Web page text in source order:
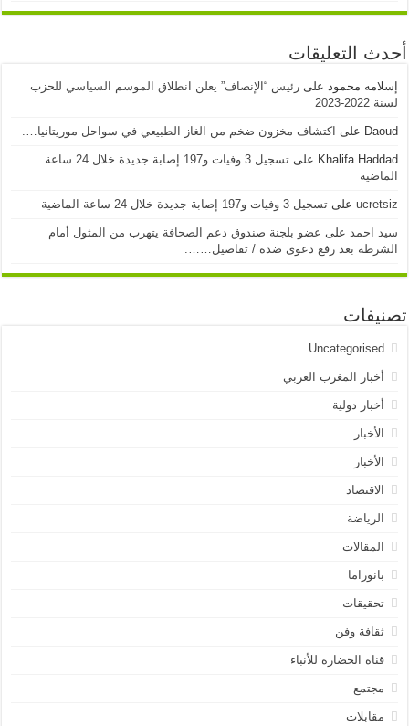
أحدث التعليقات
إسلامه محمود علىرئيس “الإنصاف” يعلن انطلاق الموسم السياسي للحزب
لسنة 2022-2023
Daoud على اكتشاف مخزون ضخم من الغاز الطبيعي في سواحل موريتانيا….
Khalifa Haddad على
تسجيل 3 وفيات و197 إصابة جديدة خلال 24 ساعة
الماضية
ucretsiz علىتسجيل 3 وفيات و197 إصابة جديدة خلال 24 ساعة الماضية
سيد احمد على عضو بلجنة صندوق دعم الصحافة يتهرب من المثول أمام
الشرطة بعد رفع دعوى ضده / تفاصيل…….
تصنيفات
Uncategorised
أخبار المغرب العربي
أخبار دولية
الأخبار
الأخبار
الاقتصاد
الرياضة
المقالات
بانوراما
تحقيقات
ثقافة وفن
قناة الحضارة للأنباء
مجتمع
مقابلات